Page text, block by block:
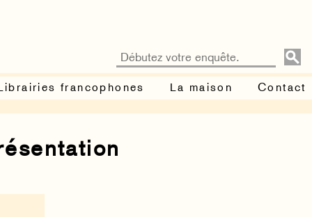
francophones La maison Contact